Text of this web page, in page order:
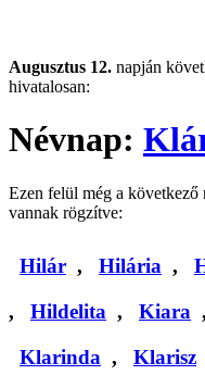
Augusztus 12. napján
hivatalosan:
Névnap:
Ezen felül még a következő
vannak rögzítve:
Hilár , Hilária ,
,
Hildelita , Kiara ,
Klarinda , Klarisz